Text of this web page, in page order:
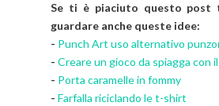
Se ti è piaciuto questo post
guardare anche queste idee:
- Punch Art uso alternativo
- Creare un gioco da spiagga con
- Porta caramelle in fommy
- Farfalla riciclando le t-shirt